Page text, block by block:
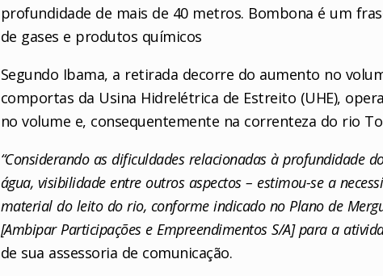
profundidade de mais de 40 metros. Bombona é um
de gases e produtos químicos
Segundo Ibama, a retirada decorre do aumento no
comportas da Usina Hidrelétrica de Estreito (UHE),
no volume e, consequentemente na correnteza do rio
“Considerando as dificuldades relacionadas à profundidade
água, visibilidade entre outros aspectos – estimou-se a
material do leito do rio, conforme indicado no Plano de
[Ambipar Participações e Empreendimentos S/A] para a
de sua assessoria de comunicação.